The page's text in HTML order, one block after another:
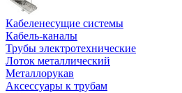
Кабеленесущие системы
Кабель-каналы
Трубы электротехнические
Лоток металлический
Металлорукав
Аксессуары к трубам